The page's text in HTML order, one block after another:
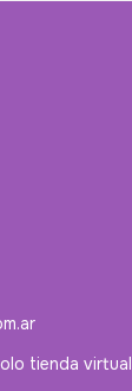
tienda virtual